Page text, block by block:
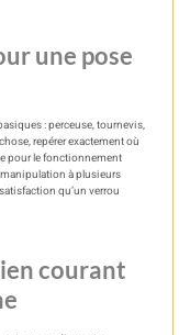
une pose
: perceuse, tournevis,
repérer exactement où
pour le fonctionnement
à plusieurs
qu’un verrou
courant